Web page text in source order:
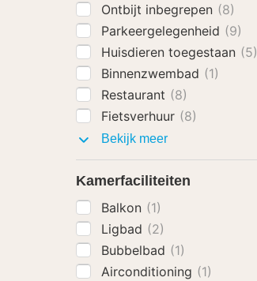
Ontbijt inbegrepen (8)
Parkeergelegenheid (9)
Huisdieren toegestaan (5)
Binnenzwembad (1)
Restaurant (8)
Fietsverhuur (8)
Bekijk meerFaciliteiten
Kamerfaciliteiten
Balkon (1)
Ligbad (2)
Bubbelbad (1)
Airconditioning (1)